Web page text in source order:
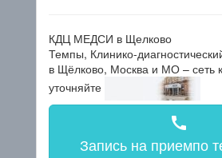
КДЦ МЕДСИ в Щелково
Темпы, Клинико-
в Щёлково, Москва и МО – сеть
уточняйте
call
Запись на приемпо